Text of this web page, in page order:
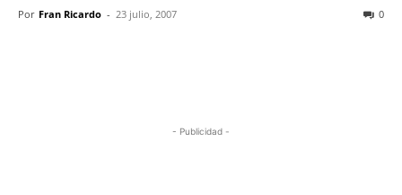
Por Fran Ricardo - 23 julio, 2007 0
- Publicidad -